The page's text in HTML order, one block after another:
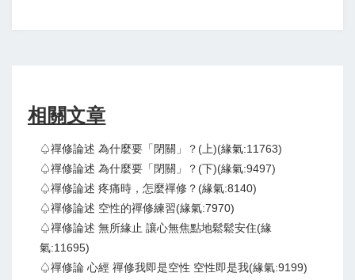
相關文章
♤禪修論述 為什麼要「閉關」？(上)(緣氣:11763)
♤禪修論述 為什麼要「閉關」？(下)(緣氣:9497)
♤禪修論述 疼痛時，怎麼禪修？(緣氣:8140)
♤禪修論述 空性的禪修練習(緣氣:7970)
♤禪修論述 無所緣止 讓心無焦點地鬆鬆安住(緣
氣:11695)
♤禪修論 心經 禪修我即是空性 空性即是我(緣氣:9199)